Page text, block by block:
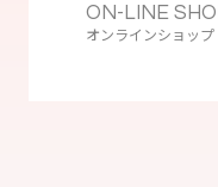
ON-LINE
オンラインショップ